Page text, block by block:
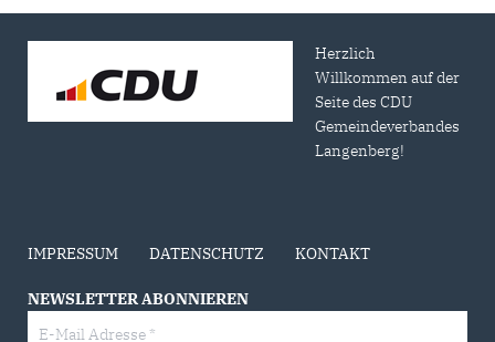
Herzlich
Willkommen auf der
Seite des CDU
Gemeindeverbandes
Langenberg!
IMPRESSUM DATENSCHUTZ KONTAKT
NEWSLETTER ABONNIEREN